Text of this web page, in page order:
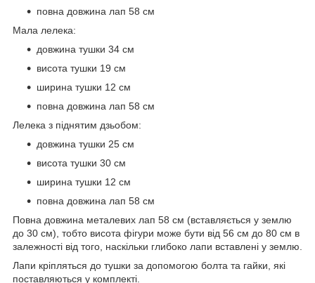
повна довжина лап 58 см
Мала лелека:
довжина тушки 34 см
висота тушки 19 см
ширина тушки 12 см
повна довжина лап 58 см
Лелека з піднятим дзьобом:
довжина тушки 25 см
висота тушки 30 см
ширина тушки 12 см
повна довжина лап 58 см
Повна довжина металевих лап 58 см (вставляється у землю
до 30 см), тобто висота фігури може бути від 56 см до 80 см в
залежності від того, наскільки глибоко лапи вставлені у землю.
Лапи кріпляться до тушки за допомогою болта та гайки, які
поставляються у комплекті.